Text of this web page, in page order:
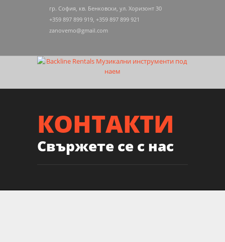
гр. София, кв. Бенковски, ул. Хоризонт 30
+359 897 899 919, +359 897 899 921
zanovemo@gmail.com
КОНТАКТИ
Свържете се с нас